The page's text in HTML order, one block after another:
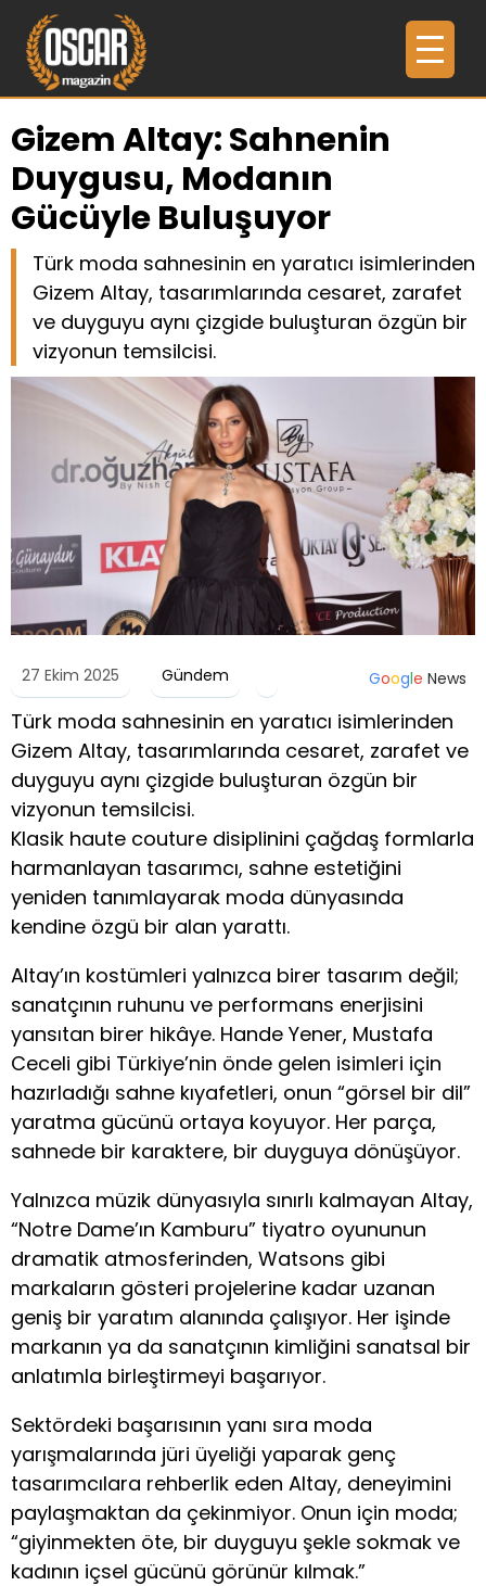
Gizem Altay: Sahnenin
Duygusu, Modanın
Gücüyle Buluşuyor
Türk moda sahnesinin en yaratıcı isimlerinden
Gizem Altay, tasarımlarında cesaret, zarafet
ve duyguyu aynı çizgide buluşturan özgün bir
vizyonun temsilcisi.
27 Ekim 2025 Gündem Google News
Türk moda sahnesinin en yaratıcı isimlerinden
Gizem Altay, tasarımlarında cesaret, zarafet ve
duyguyu aynı çizgide buluşturan özgün bir
vizyonun temsilcisi.
Klasik haute couture disiplinini çağdaş formlarla
harmanlayan tasarımcı, sahne estetiğini
yeniden tanımlayarak moda dünyasında
kendine özgü bir alan yarattı.
Altay’ın kostümleri yalnızca birer tasarım değil;
sanatçının ruhunu ve performans enerjisini
yansıtan birer hikâye. Hande Yener, Mustafa
Ceceli gibi Türkiye’nin önde gelen isimleri için
hazırladığı sahne kıyafetleri, onun “görsel bir dil”
yaratma gücünü ortaya koyuyor. Her parça,
sahnede bir karaktere, bir duyguya dönüşüyor.
Yalnızca müzik dünyasıyla sınırlı kalmayan Altay,
“Notre Dame’ın Kamburu” tiyatro oyununun
dramatik atmosferinden, Watsons gibi
markaların gösteri projelerine kadar uzanan
geniş bir yaratım alanında çalışıyor. Her işinde
markanın ya da sanatçının kimliğini sanatsal bir
anlatımla birleştirmeyi başarıyor.
Sektördeki başarısının yanı sıra moda
yarışmalarında jüri üyeliği yaparak genç
tasarımcılara rehberlik eden Altay, deneyimini
paylaşmaktan da çekinmiyor. Onun için moda;
“giyinmekten öte, bir duyguyu şekle sokmak ve
kadının içsel gücünü görünür kılmak.”